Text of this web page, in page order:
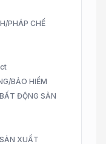
PHÁP CHẾ
BẢO HIỂM
ĐỘNG SẢN
XUẤT